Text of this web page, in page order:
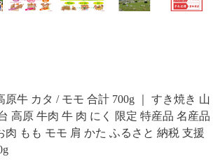
タ / モモ 合計 700g ｜ すき焼き 山
高原 牛肉 牛 肉 にく 限定 特産品 名産品
肉 もも モモ 肩 かた ふるさと 納税 支援